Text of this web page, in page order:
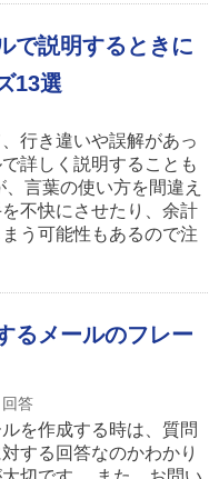
で説明するときに
13選
行き違いや誤解があっ
詳しく説明することも
言葉の使い方を間違え
不快にさせたり、余計
う可能性もあるので注
るメールのフレー
回答
を作成する時は、質問
する回答なのかわかり